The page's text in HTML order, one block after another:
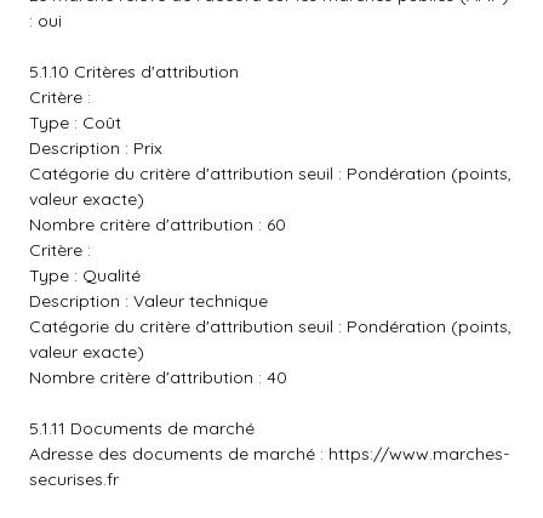
: oui
5.1.10 Critères d'attribution
Critère :
Type : Coût
Description : Prix
Catégorie du critère d'attribution seuil : Pondération (points,
valeur exacte)
Nombre critère d'attribution : 60
Critère :
Type : Qualité
Description : Valeur technique
Catégorie du critère d'attribution seuil : Pondération (points,
valeur exacte)
Nombre critère d'attribution : 40
5.1.11 Documents de marché
Adresse des documents de marché : https://www.marches-
securises.fr